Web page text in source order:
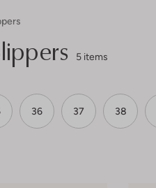
5 items
36 37 38